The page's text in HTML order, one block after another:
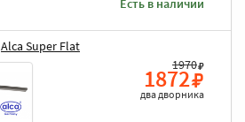
Есть в наличии
Alca Super Flat
1970
1872
два дворника